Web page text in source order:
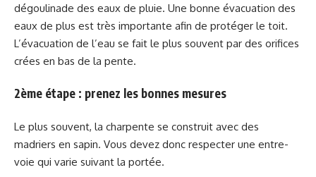
dégoulinade des eaux de pluie. Une bonne évacuation des
eaux de plus est très importante afin de protéger le toit.
L’évacuation de l’eau se fait le plus souvent par des orifices
crées en bas de la pente.
2ème étape : prenez les bonnes mesures
Le plus souvent, la charpente se construit avec des
madriers en sapin. Vous devez donc respecter une entre-
voie qui varie suivant la portée.